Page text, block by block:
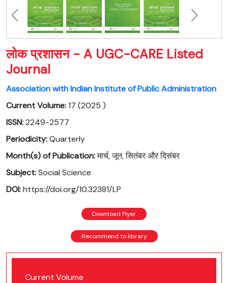
लोक प्रशासन - A UGC-CARE Listed
Journal
Association with Indian Institute of Public Administration
Current Volume:17 (2025 )
ISSN:2249-2577
Periodicity:Quarterly
Month(s) of Publication:मार्च, जून, सितंबर और दिसंबर
Subject:Social Science
DOI:https://doi.org/10.32381/LP
Download Flyer
Recommend to library
Current Volume